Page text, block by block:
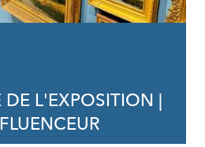
DE L'EXPOSITION |